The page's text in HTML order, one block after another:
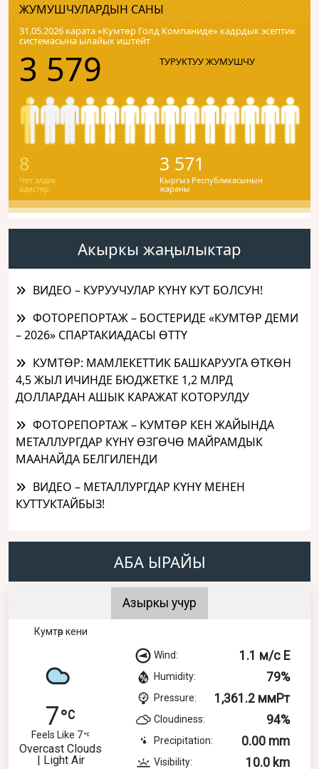
ЖУМУШЧУЛАРДЫН САНЫ
31.05.2026 карата «Кумтɵр Голд Компаниде» кадрдык эсептик
системасына ылайык иштейт
3 579 ТУРУКТУУ ЖУМУШЧУ
8
Чет элдик
адистер
3 571
Кыргыз Республикасынын
жараны
Акыркы жаңылыктар
ВИДЕО – КУРУУЧУЛАР КҮНҮ КУТ БОЛСУН!
ФОТОРЕПОРТАЖ – БОСТЕРИДЕ «КУМТӨР ДЕМИ
– 2026» СПАРТАКИАДАСЫ ӨТТҮ
КУМТӨР: МАМЛЕКЕТТИК БАШКАРУУГА ӨТКӨН
4,5 ЖЫЛ ИЧИНДЕ БЮДЖЕТКЕ 1,2 МЛРД
ДОЛЛАРДАН АШЫК КАРАЖАТ КОТОРУЛДУ
ФОТОРЕПОРТАЖ – КУМТӨР КЕН ЖАЙЫНДА
МЕТАЛЛУРГДАР КҮНҮ ӨЗГӨЧӨ МАЙРАМДЫК
МААНАЙДА БЕЛГИЛЕНДИ
ВИДЕО – МЕТАЛЛУРГДАР КҮНҮ МЕНЕН
КУТТУКТАЙБЫЗ!
АБА ЫРАЙЫ
Азыркы учур
Кумтөр кени
7
Feels Like 7
Overcast Clouds
| Light Air
Wind: 1.1 м/с E
Humidity: 79%
Pressure: 1,361.2 ммРт
Cloudiness: 94%
Precipitation: 0.00 mm
Visibility: 10.0 km